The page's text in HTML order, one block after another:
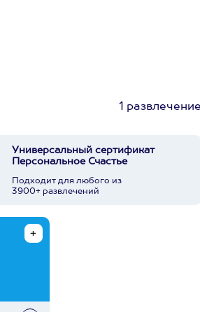
1
Универсальный сертификат
Персональное Счастье
Подходит для любого из
3900+ развлечений